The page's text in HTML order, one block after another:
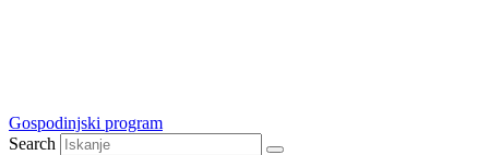
Gospodinjski program
Search